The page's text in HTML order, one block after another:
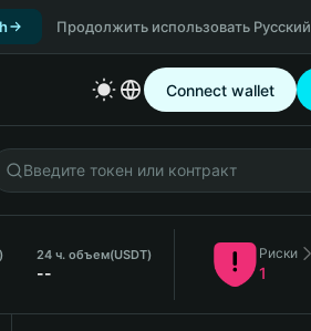
Продолжить использовать Русский
Connect wallet
24 ч. объем(USDT)
--
Риски
1